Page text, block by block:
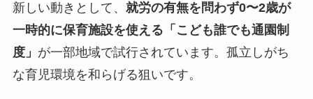
新しい動きとして、 就労の有無を問わず0〜2歳が
一時的に保育施設を使える「こども誰でも通園制
度」 が一部地域で試行されています。孤立しがち
な育児環境を和らげる狙いです。